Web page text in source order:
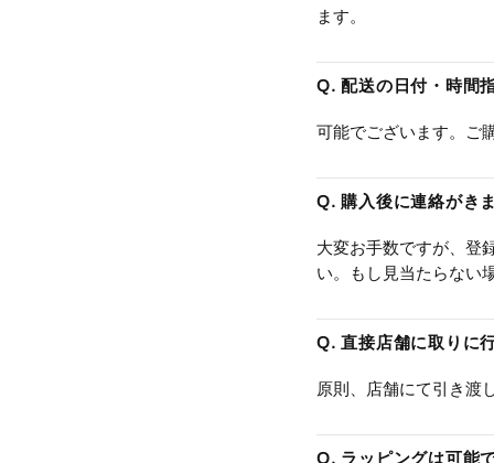
ます。
Q. 配送の日付・時間
可能でございます。ご
Q. 購入後に連絡がき
大変お手数ですが、登
い。もし見当たらない
Q. 直接店舗に取りに
原則、店舗にて引き渡
Q. ラッピングは可能